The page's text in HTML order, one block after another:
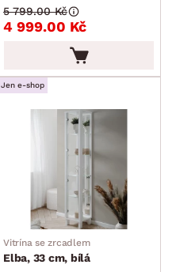
4 999.00 Kč
5 799.00 Kč
Jen e-shop
Vitrína se zrcadlem
Elba, 33 cm, bílá